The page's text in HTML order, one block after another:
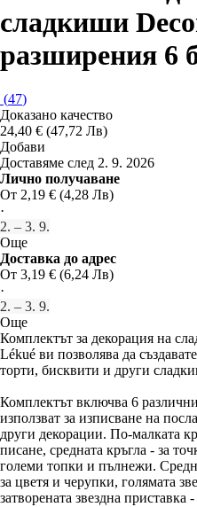
сладкиши
разширения 6
(47)
Доказано качество
24,40 € (47,72 Лв)
Добави
Доставяме след 2. 9. 2026
Лично получаване
От 2,19 € (4,28 Лв)
·
2. – 3. 9.
Още
Доставка до адрес
От 3,19 € (6,24 Лв)
·
2. – 3. 9.
Още
Комплектът за декорация на
Lékué ви позволява да
торти, бисквити и други
Комплектът включва 6
използват за изписване на
други декорации. По-малката
писане, средната кръгла - за
големи топки и пълнежи.
за цветя и черупки, голямата
затворената звездна приставка